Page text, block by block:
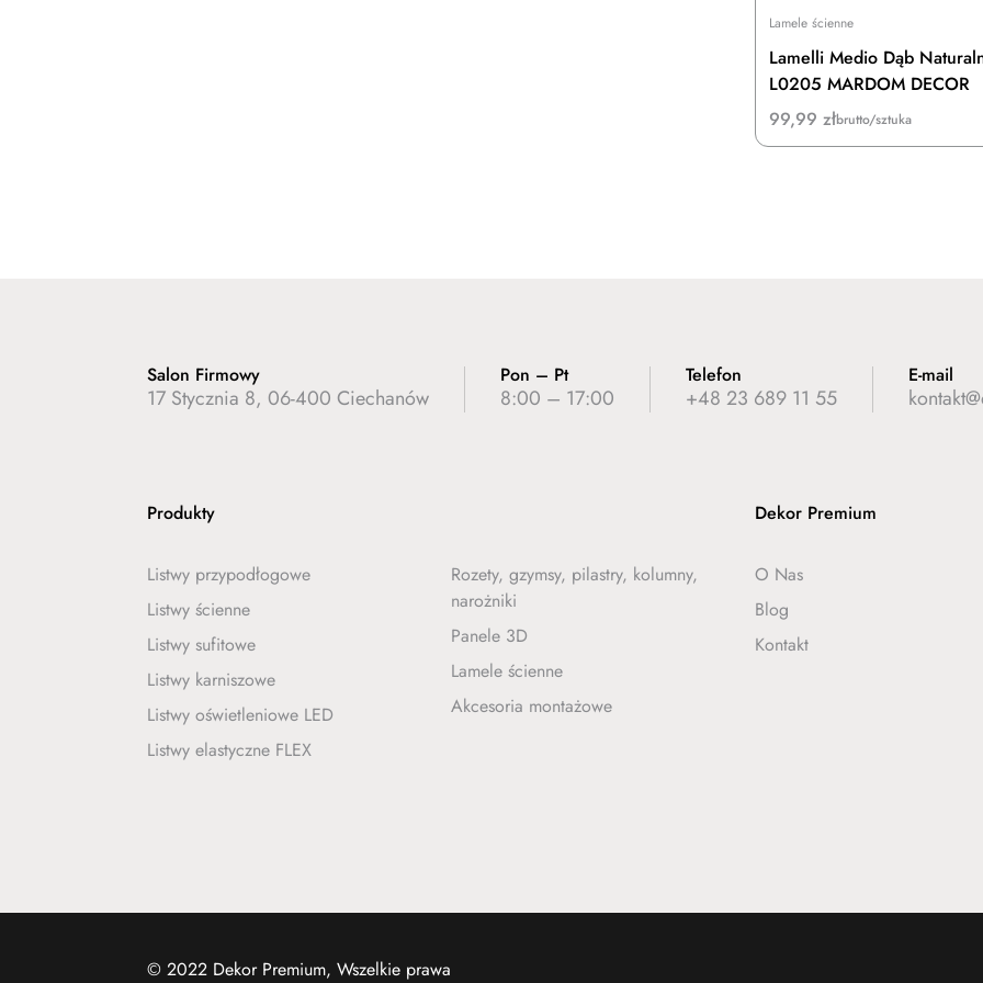
Lamele ścienne
Lamelli Medio Dąb
L0205 MARDOM DECOR
99,99złbrutto/sztuka
Salon Firmowy
17 Stycznia 8, 06-400 Ciechanów
Pon – Pt
8:00 – 17:00
Telefon
+48 23 689 11 55
E-mail
Produkty
Listwy przypodłogowe
Listwy ścienne
Listwy sufitowe
Listwy karniszowe
Listwy oświetleniowe LED
Listwy elastyczne FLEX
Rozety, gzymsy, pilastry, kolumny,
narożniki
Panele 3D
Lamele ścienne
Akcesoria montażowe
Dekor Premium
O Nas
Blog
Kontakt
© 2022 Dekor Premium, Wszelkie prawa